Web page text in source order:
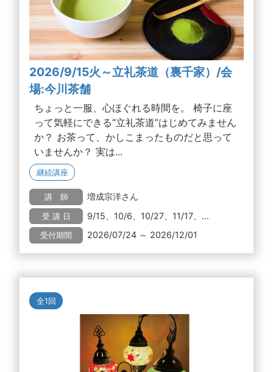
2026/9/15火～立礼茶道（裏千家）/会
場:今川茶舗
ちょっと一服、心ほぐれる時間を。 椅子に座
って気軽にできる“立礼茶道”はじめてみません
か？ お茶って、かしこまったものだと思って
いませんか？ 実は...
継続講座
講 師 増成宗洋さん
受 講 日 9/15、10/6、10/27、11/17、...
受付期間 2026/07/24 ～ 2026/12/01
全1回